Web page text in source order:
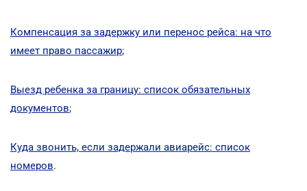
Компенсация за задержку или перенос рейса: на что
имеет право пассажир;
Выезд ребенка за границу: список обязательных
документов;
Куда звонить, если задержали авиарейс: список
номеров.